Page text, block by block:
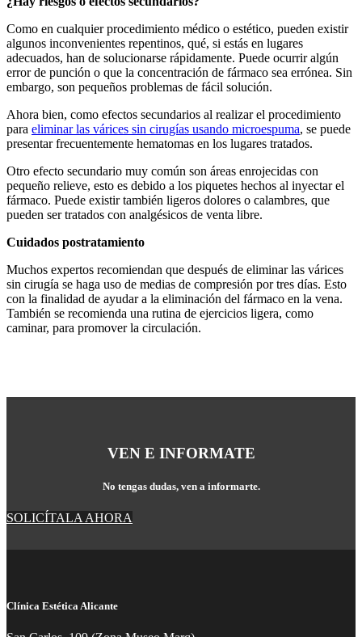
Como en cualquier procedimiento médico o estético, pueden existir
algunos inconvenientes repentinos, qué, si estás en lugares
adecuados, han de solucionarse rápidamente. Puede ocurrir algún
error de punción o que la concentración de fármaco sea errónea. Sin
embargo, son pequeños problemas de fácil solución.
Ahora bien, como efectos secundarios al realizar el procedimiento
para eliminar las várices sin cirugías usando microespuma, se puede
presentar frecuentemente hematomas en los lugares tratados.
Otro efecto secundario muy común son áreas enrojecidas con
pequeño relieve, esto es debido a los piquetes hechos al inyectar el
fármaco. Puede existir también ligeros dolores o calambres, que
pueden ser tratados con analgésicos de venta libre.
Cuidados postratamiento
Muchos expertos recomiendan que después de eliminar las várices
sin cirugía se haga uso de medias de compresión por tres días. Esto
con la finalidad de ayudar a la eliminación del fármaco en la vena.
También se recomienda una rutina de ejercicios ligera, como
caminar, para promover la circulación.
VEN E INFORMATE
No tengas dudas, ven a informarte.
SOLICÍTALA AHORA
Clínica Estética Alicante